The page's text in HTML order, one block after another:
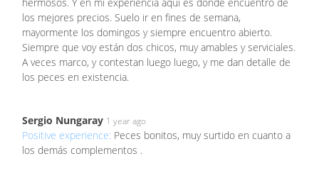
los mejores precios. Suelo ir en fines de semana,
mayormente los domingos y siempre encuentro abierto.
Siempre que voy están dos chicos, muy amables y serviciales.
A veces marco, y contestan luego luego, y me dan detalle de
los peces en existencia.
Sergio Nungaray 1 year ago
Positive experience: Peces bonitos, muy surtido en cuanto a
los demás complementos .